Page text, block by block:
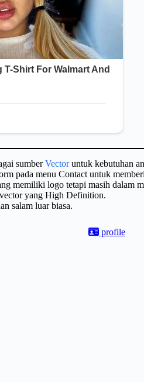
sumberVectoruntuk kebutuhan
pada menu Contact untuk
memiliki logo tetapi masih dalam
yang High Definition.
salam luar biasa.
profile